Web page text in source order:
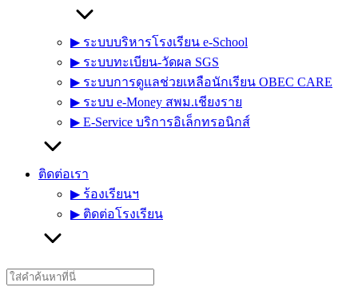
▶︎ ระบบบริหารโรงเรียน e-School
▶︎ ระบบทะเบียน-วัดผล SGS
▶︎ ระบบการดูแลช่วยเหลือนักเรียน OBEC CARE
▶︎ ระบบ e-Money สพม.เชียงราย
▶︎ E-Service บริการอิเล็กทรอนิกส์
ติดต่อเรา
▶︎ ร้องเรียนฯ
▶︎ ติดต่อโรงเรียน
Search
for: